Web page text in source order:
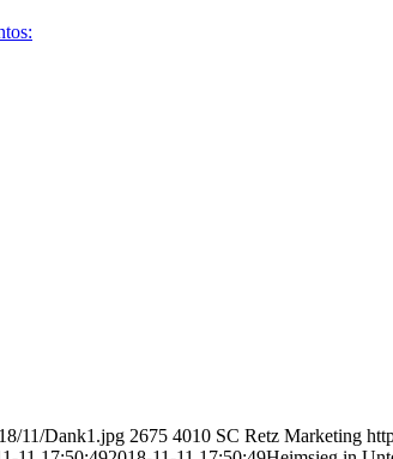
11/Dank1.jpg 2675 4010 SC Retz Marketing